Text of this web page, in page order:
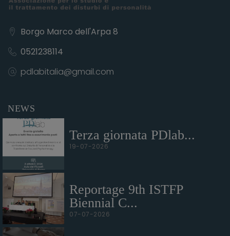
Borgo Marco dell'Arpa 8
0521238114
pdlabitalia@gmail.com
NEWS
Terza giornata PDlab...
19-07-2026
Reportage 9th ISTFP
Biennial C...
07-07-2026